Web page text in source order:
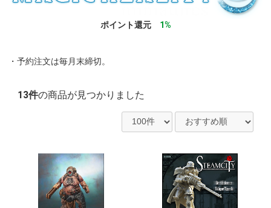
ポイント還元 1%
・予約注文は毎月末締切。
13件の商品が見つかりました